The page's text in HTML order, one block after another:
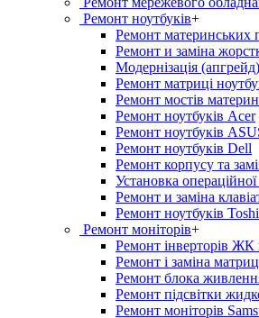
Ремонт ноутбуків+
Ремонт материнських
Ремонт и заміна
Модернізація
Ремонт матриці
Ремонт мостів
Ремонт ноутбуків Acer
Ремонт ноутбуків
Ремонт ноутбуків Dell
Ремонт корпусу та
Установка
Ремонт и заміна
Ремонт ноутбуків
Ремонт моніторів+
Ремонт інверторів ЖК
Ремонт і заміна
Ремонт блока
Ремонт підсвітки
Ремонт моніторів